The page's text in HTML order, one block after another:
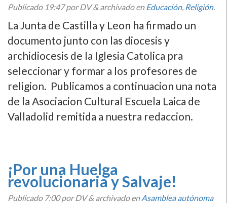
Publicado 19:47por DV&archivado enEducación, Religión.
La Junta de Castilla y Leon ha firmado un
documento junto con las diocesis y
archidiocesis de la Iglesia Catolica pra
seleccionar y formar a los profesores de
religion. Publicamos a continuacion una nota
de la Asociacion Cultural Escuela Laica de
Valladolid remitida a nuestra redaccion.
¡Por una Huelga
revolucionaria y Salvaje!
Publicado 7:00por DV&archivado enAsamblea autónoma